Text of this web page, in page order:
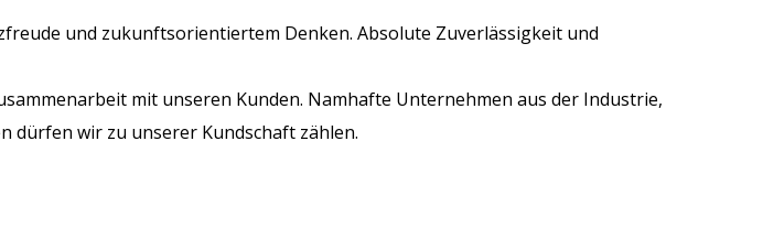
und zukunftsorientiertem Denken. Absolute Zuverlässigkeit und
mit unseren Kunden. Namhafte Unternehmen aus der Industrie,
dürfen wir zu unserer Kundschaft zählen.